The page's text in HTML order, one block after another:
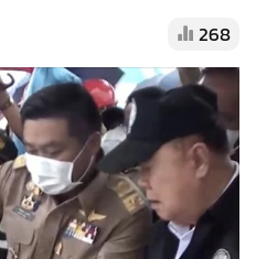
268